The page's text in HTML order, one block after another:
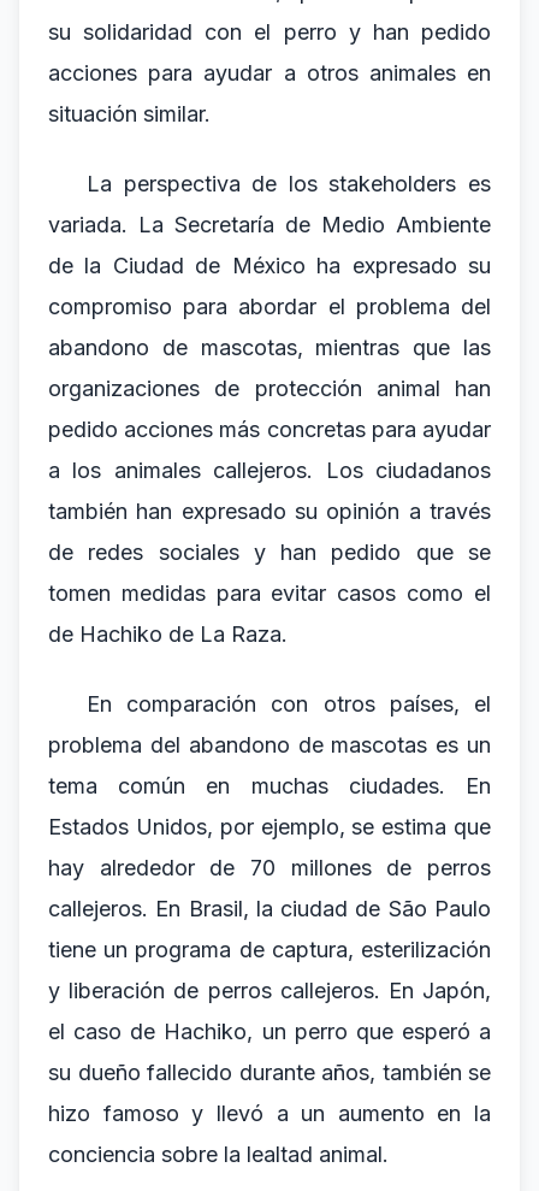
su solidaridad con el perro y han pedido
acciones para ayudar a otros animales en
situación similar.
La perspectiva de los stakeholders es
variada. La Secretaría de Medio Ambiente
de la Ciudad de México ha expresado su
compromiso para abordar el problema del
abandono de mascotas, mientras que las
organizaciones de protección animal han
pedido acciones más concretas para ayudar
a los animales callejeros. Los ciudadanos
también han expresado su opinión a través
de redes sociales y han pedido que se
tomen medidas para evitar casos como el
de Hachiko de La Raza.
En comparación con otros países, el
problema del abandono de mascotas es un
tema común en muchas ciudades. En
Estados Unidos, por ejemplo, se estima que
hay alrededor de 70 millones de perros
callejeros. En Brasil, la ciudad de São Paulo
tiene un programa de captura, esterilización
y liberación de perros callejeros. En Japón,
el caso de Hachiko, un perro que esperó a
su dueño fallecido durante años, también se
hizo famoso y llevó a un aumento en la
conciencia sobre la lealtad animal.